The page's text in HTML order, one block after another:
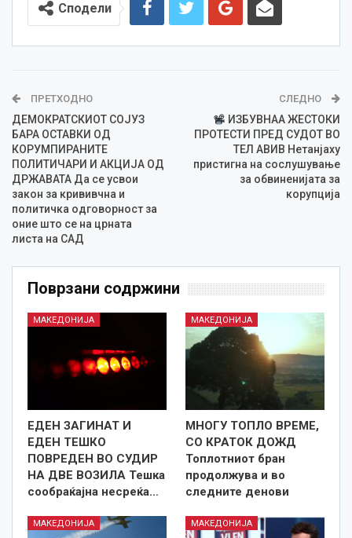
Сподели
ПРЕТХОДНО
ДЕМОКРАТСКИОТ СОЈУЗ
БАРА ОСТАВКИ ОД
КОРУМПИРАНИТЕ
ПОЛИТИЧАРИ И АКЦИЈА ОД
ДРЖАВАТА Да се усвои
закон за крививчна и
политичка одговорност за
оние што се на црната
листа на САД
СЛЕДНО
ИЗБУВНАА ЖЕСТОКИ
ПРОТЕСТИ ПРЕД СУДОТ ВО
ТЕЛ АВИВ Нетанјаху
пристигна на сослушување
за обвиненијата за
корупција
Поврзани содржини
МАКЕДОНИЈА
ЕДЕН ЗАГИНАТ И
ЕДЕН ТЕШКО
ПОВРЕДЕН ВО СУДИР
НА ДВЕ ВОЗИЛА Тешка
сообраќајна несреќа…
МАКЕДОНИЈА
МНОГУ ТОПЛО ВРЕМЕ,
СО КРАТОК ДОЖД
Топлотниот бран
продолжува и во
следните денови
МАКЕДОНИЈА МАКЕДОНИЈА